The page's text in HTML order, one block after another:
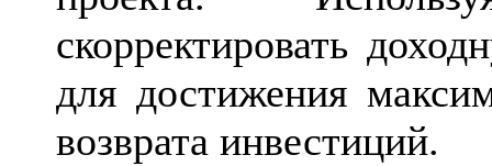
скорректировать
для достижения
возврата инвестиций.